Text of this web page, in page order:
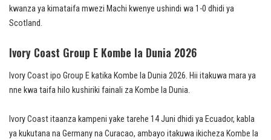
kwanza ya kimataifa mwezi Machi kwenye ushindi wa 1-0 dhidi ya
Scotland.
Ivory Coast Group E Kombe la Dunia 2026
Ivory Coast ipo Group E katika Kombe la Dunia 2026. Hii itakuwa mara ya
nne kwa taifa hilo kushiriki fainali za Kombe la Dunia.
Ivory Coast itaanza kampeni yake tarehe 14 Juni dhidi ya Ecuador, kabla
ya kukutana na Germany na Curacao, ambayo itakuwa ikicheza Kombe la